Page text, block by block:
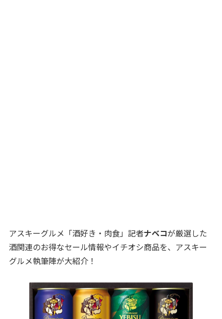
アスキーグルメ「酒好き・肉食」記者ナベコが厳選した
酒関連のお得なセール情報やイチオシ商品を、アスキー
グルメ執筆陣が大紹介！